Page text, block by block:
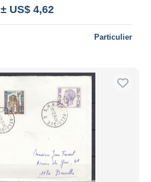
± US$ 4,62
Particulier